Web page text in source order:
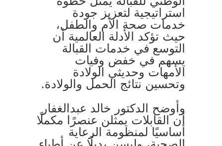
استراتيجية لتعزيز جودة
خدمات صحة الأم والطفل،
حيث تؤكد الأدلة العالمية أن
التوسع في خدمات القبالة
يسهم في خفض وفيات
الأمهات وحديثي الولادة
وتحسين نتائج الحمل والولادة.
وأوضح الدكتور خالد عبدالغفار
أن القابلات يمثلن عنصرًا مكملًا
أساسيًا لمنظومة الرعاية